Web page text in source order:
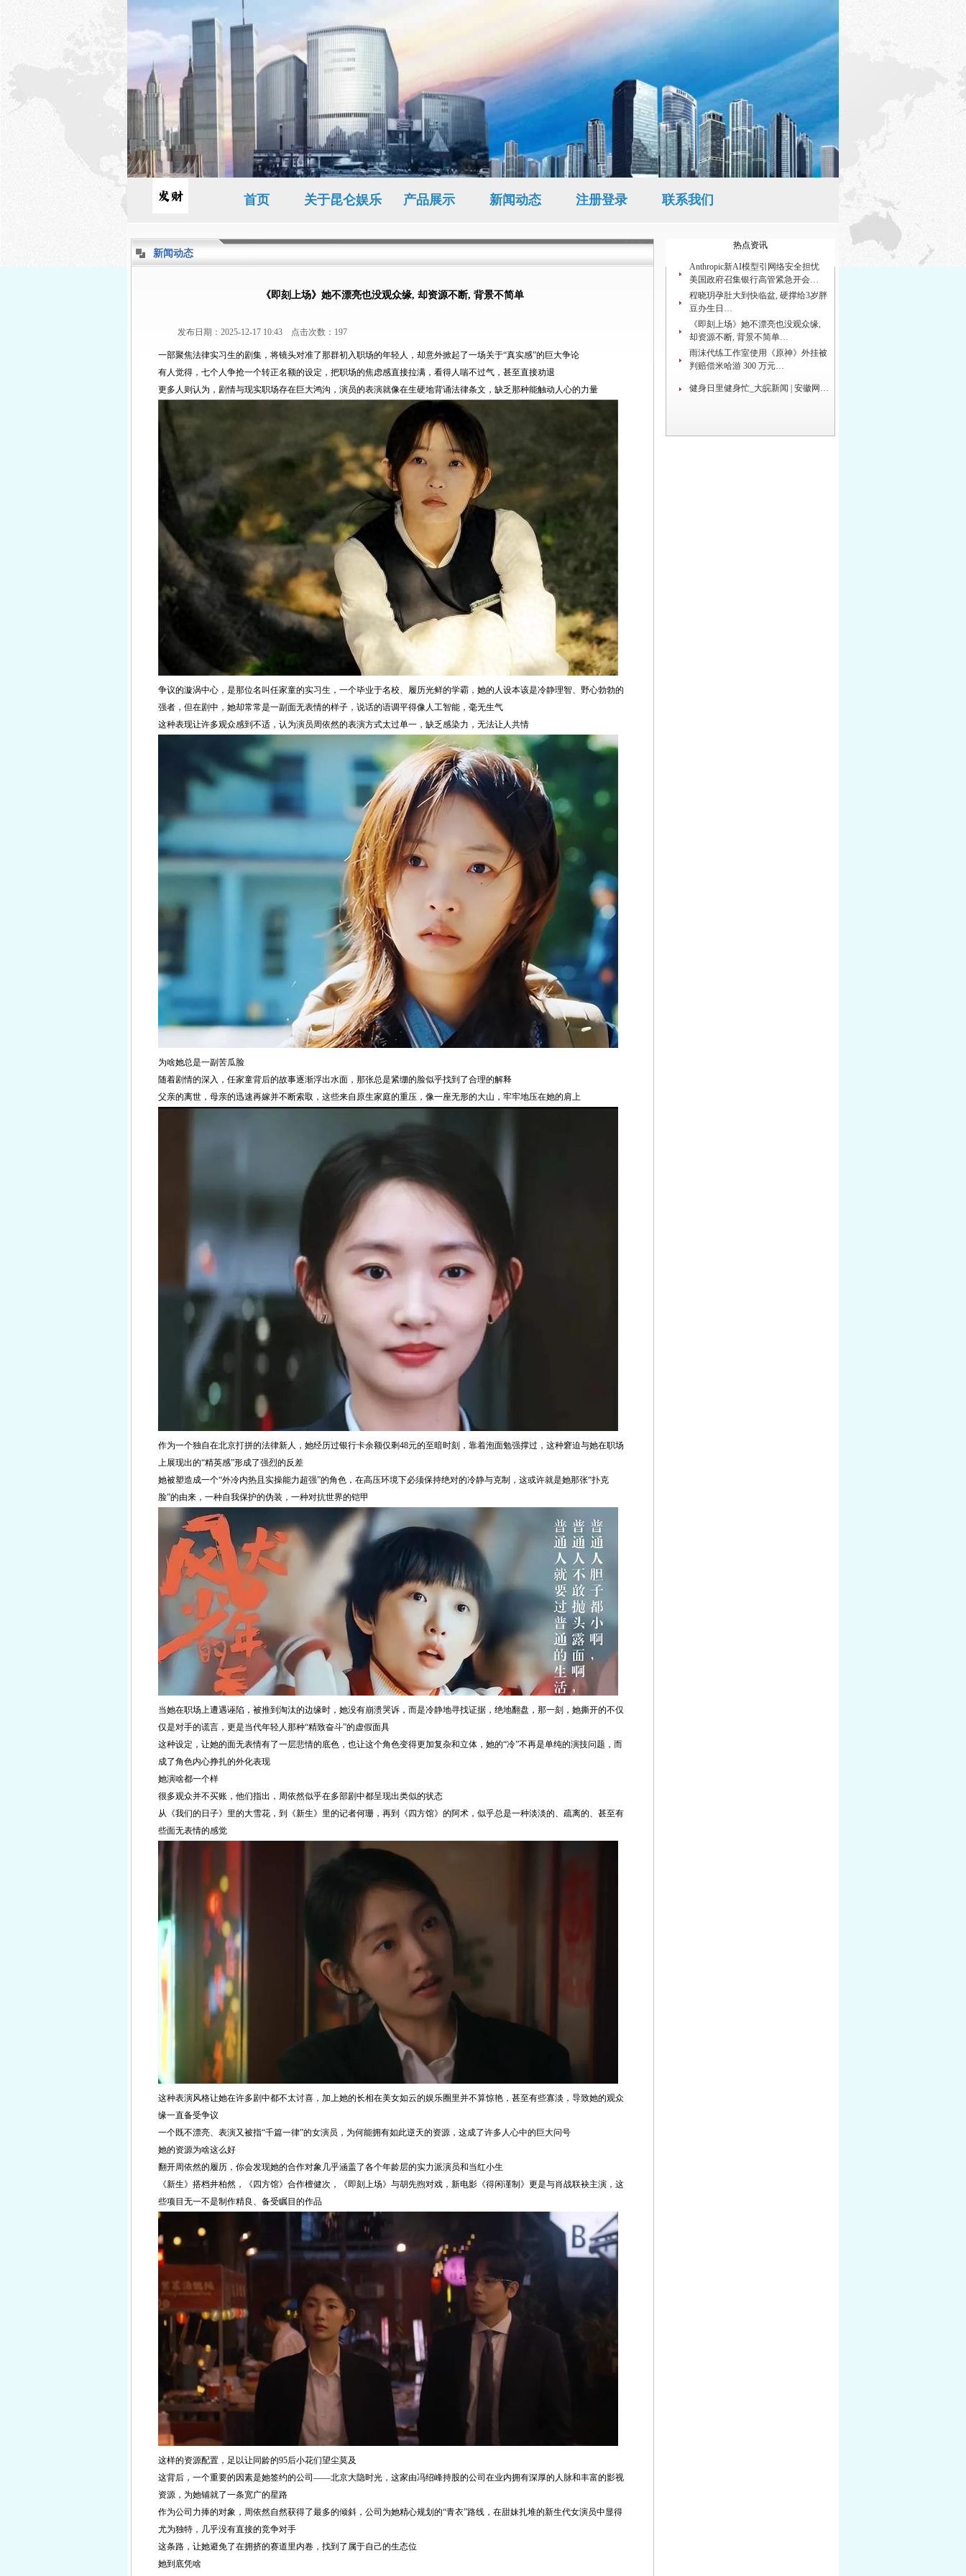
首页 关于昆仑娱乐 产品展示 新闻动态 注册登录 联系我们
新闻动态
《即刻上场》她不漂亮也没观众缘, 却资源不断, 背景不简单
发布日期：2025-12-17 10:43 点击次数：197
一部聚焦法律实习生的剧集，将镜头对准了那群初入职场的年轻人，却意外掀起了一场关于“真实感”的巨大争论
有人觉得，七个人争抢一个转正名额的设定，把职场的焦虑感直接拉满，看得人喘不过气，甚至直接劝退
更多人则认为，剧情与现实职场存在巨大鸿沟，演员的表演就像在生硬地背诵法律条文，缺乏那种能触动人心的力量
争议的漩涡中心，是那位名叫任家童的实习生，一个毕业于名校、履历光鲜的学霸，她的人设本该是冷静理智、野心勃勃的
强者，但在剧中，她却常常是一副面无表情的样子，说话的语调平得像人工智能，毫无生气
这种表现让许多观众感到不适，认为演员周依然的表演方式太过单一，缺乏感染力，无法让人共情
为啥她总是一副苦瓜脸
随着剧情的深入，任家童背后的故事逐渐浮出水面，那张总是紧绷的脸似乎找到了合理的解释
父亲的离世，母亲的迅速再嫁并不断索取，这些来自原生家庭的重压，像一座无形的大山，牢牢地压在她的肩上
作为一个独自在北京打拼的法律新人，她经历过银行卡余额仅剩48元的至暗时刻，靠着泡面勉强撑过，这种窘迫与她在职场
上展现出的“精英感”形成了强烈的反差
她被塑造成一个“外冷内热且实操能力超强”的角色，在高压环境下必须保持绝对的冷静与克制，这或许就是她那张“扑克
脸”的由来，一种自我保护的伪装，一种对抗世界的铠甲
当她在职场上遭遇诬陷，被推到淘汰的边缘时，她没有崩溃哭诉，而是冷静地寻找证据，绝地翻盘，那一刻，她撕开的不仅
仅是对手的谎言，更是当代年轻人那种“精致奋斗”的虚假面具
这种设定，让她的面无表情有了一层悲情的底色，也让这个角色变得更加复杂和立体，她的“冷”不再是单纯的演技问题，而
成了角色内心挣扎的外化表现
她演啥都一个样
很多观众并不买账，他们指出，周依然似乎在多部剧中都呈现出类似的状态
从《我们的日子》里的大雪花，到《新生》里的记者何珊，再到《四方馆》的阿术，似乎总是一种淡淡的、疏离的、甚至有
些面无表情的感觉
这种表演风格让她在许多剧中都不太讨喜，加上她的长相在美女如云的娱乐圈里并不算惊艳，甚至有些寡淡，导致她的观众
缘一直备受争议
一个既不漂亮、表演又被指“千篇一律”的女演员，为何能拥有如此逆天的资源，这成了许多人心中的巨大问号
她的资源为啥这么好
翻开周依然的履历，你会发现她的合作对象几乎涵盖了各个年龄层的实力派演员和当红小生
《新生》搭档井柏然，《四方馆》合作檀健次，《即刻上场》与胡先煦对戏，新电影《得闲谨制》更是与肖战联袂主演，这
些项目无一不是制作精良、备受瞩目的作品
这样的资源配置，足以让同龄的95后小花们望尘莫及
这背后，一个重要的因素是她签约的公司——北京大隐时光，这家由冯绍峰持股的公司在业内拥有深厚的人脉和丰富的影视
资源，为她铺就了一条宽广的星路
作为公司力捧的对象，周依然自然获得了最多的倾斜，公司为她精心规划的“青衣”路线，在甜妹扎堆的新生代女演员中显得
尤为独特，几乎没有直接的竞争对手
这条路，让她避免了在拥挤的赛道里内卷，找到了属于自己的生态位
她到底凭啥
热点资讯
Anthropic新AI模型引网络安全担忧
美国政府召集银行高管紧急开会…
程晓玥孕肚大到快临盆, 硬撑给3岁胖
豆办生日…
《即刻上场》她不漂亮也没观众缘,
却资源不断, 背景不简单…
雨沫代练工作室使用《原神》外挂被
判赔偿米哈游 300 万元…
健身日里健身忙_大皖新闻 | 安徽网…